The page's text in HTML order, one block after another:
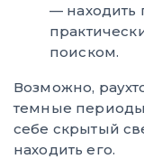
—
поиском.
Возможно,
темные периоды
себе скрытый
находить его.